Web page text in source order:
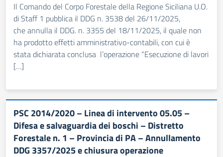
Il Comando del Corpo Forestale della Regione Siciliana U.O.
di Staff 1 pubblica il DDG n. 3538 del 26/11/2025,
che annulla il DDG. n. 3355 del 18/11/2025, il quale non
ha prodotto effetti amministrativo-contabili, con cui è
stata dichiarata conclusa l’operazione “Esecuzione di lavori
[…]
PSC 2014/2020 – Linea di intervento 05.05 –
Difesa e salvaguardia dei boschi – Distretto
Forestale n. 1 – Provincia di PA – Annullamento
DDG 3357/2025 e chiusura operazione